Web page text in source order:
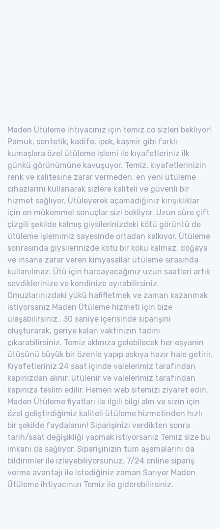
Maden Ütüleme ihtiyacınız için temiz.co sizleri bekliyor!
Pamuk, sentetik, kadife, ipek, kaşmir gibi farklı
kumaşlara özel ütüleme işlemi ile kıyafetleriniz ilk
günkü görünümüne kavuşuyor. Temiz, kıyafetlerinizin
renk ve kalitesine zarar vermeden, en yeni ütüleme
cihazlarını kullanarak sizlere kaliteli ve güvenli bir
hizmet sağlıyor. Ütüleyerek açamadığınız kırışıklıklar
için en mükemmel sonuçlar sizi bekliyor. Uzun süre çift
çizgili şekilde kalmış giysilerinizdeki kötü görüntü de
ütüleme işlemimiz sayesinde ortadan kalkıyor. Ütüleme
sonrasında giysilerinizde kötü bir koku kalmaz, doğaya
ve insana zarar veren kimyasallar ütüleme sırasında
kullanılmaz. Ütü için harcayacağınız uzun saatleri artık
sevdiklerinize ve kendinize ayırabilirsiniz.
Omuzlarınızdaki yükü hafifletmek ve zaman kazanmak
istiyorsanız Maden Ütüleme hizmeti için bize
ulaşabilirsiniz.. 30 saniye içerisinde siparişini
oluşturarak, geriye kalan vaktinizin tadını
çıkarabilirsiniz. Temiz aklınıza gelebilecek her eşyanın
ütüsünü büyük bir özenle yapıp askıya hazır hale getirir.
Kıyafetleriniz 24 saat içinde valelerimiz tarafından
kapınızdan alınır, ütülenir ve valelerimiz tarafından
kapınıza teslim edilir. Hemen web sitemizi ziyaret edin,
Maden Ütüleme fiyatları ile ilgili bilgi alın ve sizin için
özel geliştirdiğimiz kaliteli ütüleme hizmetinden hızlı
bir şekilde faydalanın! Siparişinizi verdikten sonra
tarih/saat değişikliği yapmak istiyorsanız Temiz size bu
imkanı da sağlıyor. Siparişinizin tüm aşamalarını da
bildirimler ile izleyebiliyorsunuz. 7/24 online sipariş
verme avantajı ile istediğiniz zaman Sarıyer Maden
Ütüleme ihtiyacınızı Temiz ile giderebilirsiniz.